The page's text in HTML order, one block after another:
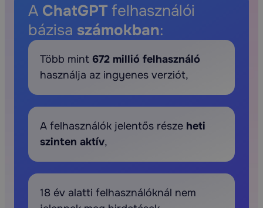
A ChatGPT felhasználói
bázisa számokban:
Több mint 672 millió felhasználó
használja az ingyenes verziót,
A felhasználók jelentős része heti
szinten aktív,
18 év alatti felhasználóknál nem